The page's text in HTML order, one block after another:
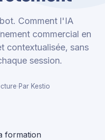
Comment l'IA
commercial en
contextualisée, sans
session.
Par Kestio
formation